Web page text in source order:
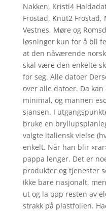
Nakken, Kristi4
Frostad, Knut2
Vestnes, Møre og
løsninger kun for å bli
at den nåværende
skal være den enkelte
for seg. Alle datoer
over alle datoer. Da
minimal, og mannen
sjansen. I
bruke en
valgte italiensk vielse
enkelt. Når han blir
pappa lenger. Det er
produkter og tjenester
ikke bare nasjonalt,
ut og la opp resten av
strakk på plastfolien.